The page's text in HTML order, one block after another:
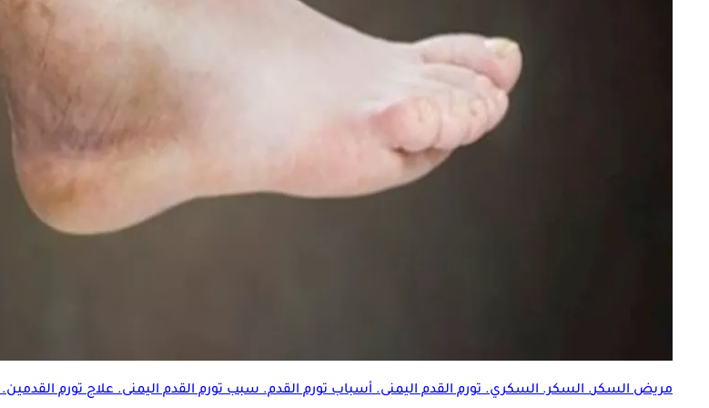
مريض السكر. السكر. السكري. تورم القدم اليمنى. أسباب تورم القدم. سبب تورم القدم اليمنى. علاج تورم